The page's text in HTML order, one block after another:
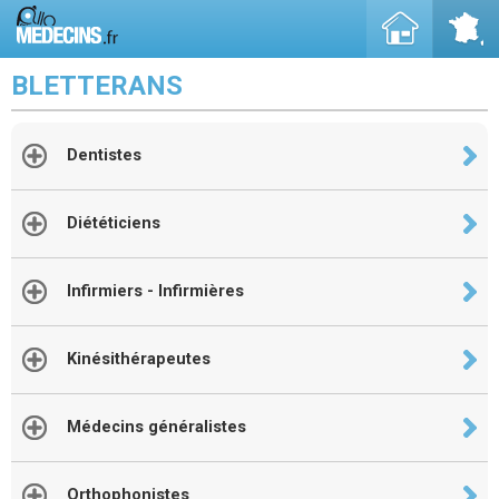
BLETTERANS
Dentistes
Diététiciens
Infirmiers - Infirmières
Kinésithérapeutes
Médecins généralistes
Orthophonistes